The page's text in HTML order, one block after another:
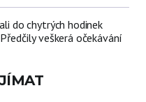
do chytrých hodinek
veškerá očekávání